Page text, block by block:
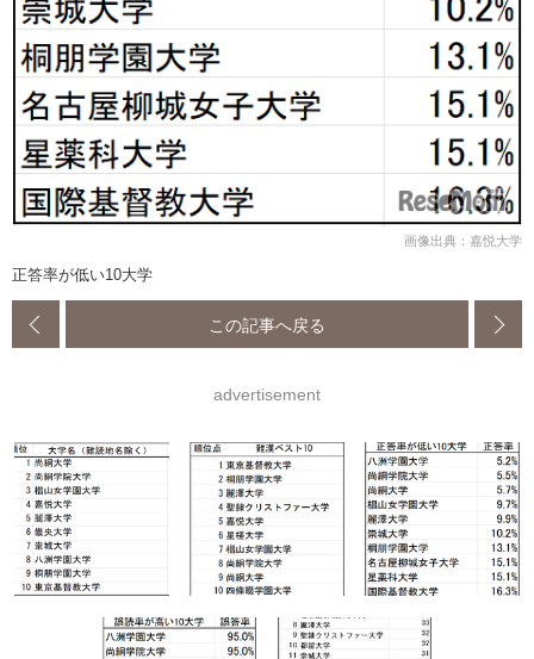
画像出典：嘉悦大学
正答率が低い10大学
この記事へ戻る
advertisement